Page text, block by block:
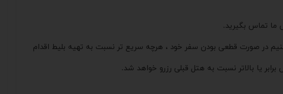
ما تماس بگیرید.
در صورت قطعی بودن سفر خود ، هرچه سریع تر نسبت به تهیه بلیط اقدام
یا بالاتر نسبت به هتل قبلی رزرو خواهد شد.